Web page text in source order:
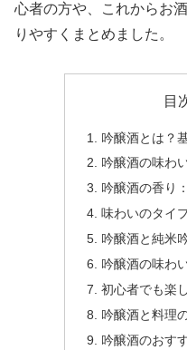
心者の方や、これからお
りやすくまとめました。
目
吟醸酒とは？
吟醸酒の味わ
吟醸酒の香り
味わいのタイ
吟醸酒と純米
吟醸酒の味わ
初心者でも楽
吟醸酒と料理
吟醸酒のおす